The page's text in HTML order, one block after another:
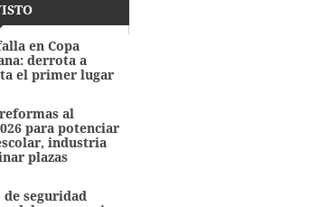
en Copa
derrota a
el primer lugar
al
para potenciar
industria
plazas
seguridad